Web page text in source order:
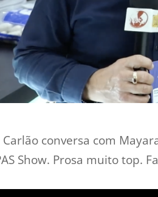
Carlão conversa com
Show. Prosa muito top.